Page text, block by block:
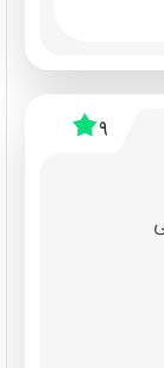
9